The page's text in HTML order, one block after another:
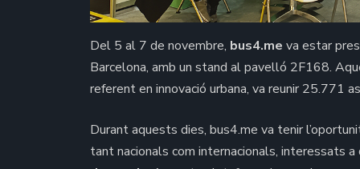
Del 5 al 7 de novembre, bus4.me va estar
Barcelona, amb un stand al pavelló 2F168.
referent en innovació urbana, va reunir
Durant aquests dies, bus4.me va tenir
tant nacionals com internacionals, interessats